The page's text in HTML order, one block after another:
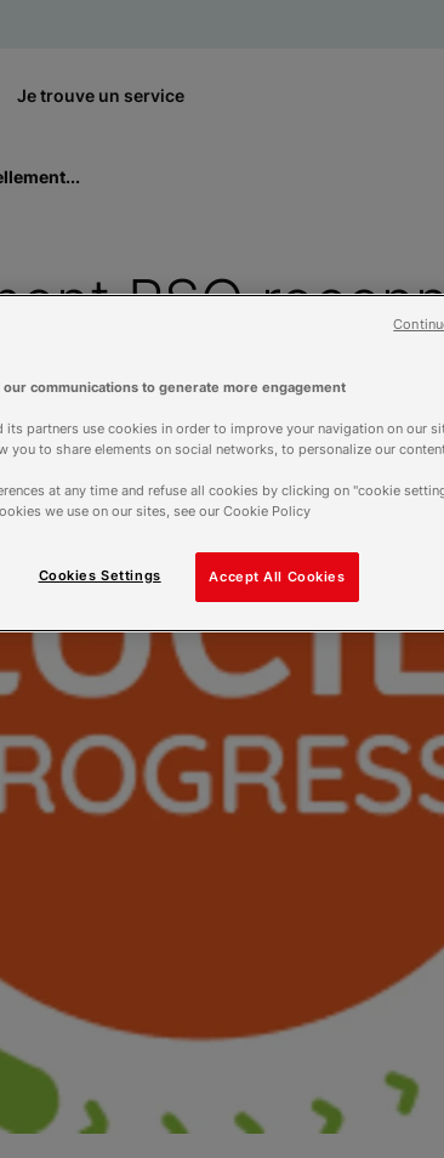
Je trouve un service
RSO
du label Lucie
communications to generate more engagement
its partners use cookies in order to improve your navigation on our
to share elements on social networks, to personalize our
at any time and refuse all cookies by clicking on "cookie
we use on our sites, see our Cookie Policy
Accept All Cookies
Cookies Settings